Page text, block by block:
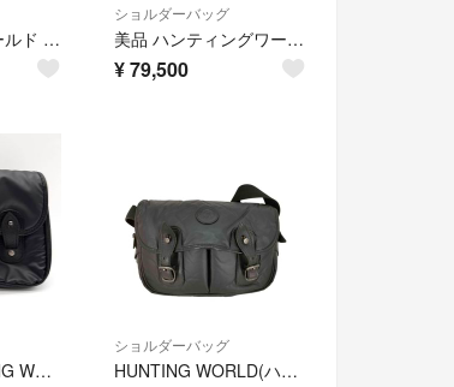
ハンティングワールド ショルダーバッグ サコッシュ キャンバス カーキ 茶色
ショルダーバッグ
美品 ハンティングワールド バチューサーパス キャリーオール バチュークロス レザー ネイビー ショルダーバッグ 0723【中古】HUNTING WORLD メンズ
¥79,500
【美品】HUNTING WORLD バチュークロス ショルダーバッグ 黒
ショルダーバッグ
HUNTING WORLD(ハンティングワールド) メンズ バッグ ショルダー